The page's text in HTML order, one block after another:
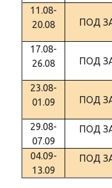
11.08-
20.08
ПОД
17.08-
26.08
ПОД
23.08-
01.09
ПОД
29.08-
07.09
ПОД
04.09-
13.09
ПОД